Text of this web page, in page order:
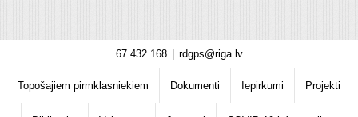
content
67 432 168 rdgps@riga.lv
Topošajiem pirmklasniekiem Dokumenti Iepirkumi Projekti